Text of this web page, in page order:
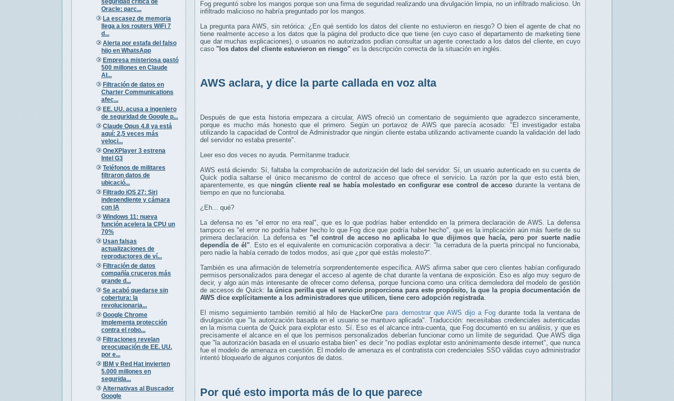
Oracle: parc...
La escasez de memoria
llega a los routers WiFi 7
d...
Alerta por estafa del falso
hijo en WhatsApp
Empresa misteriosa gastó
500 millones en Claude
AI...
Filtración de datos en
Charter Communications
afec...
EE. UU. acusa a ingeniero
de seguridad de Google p...
Claude Opus 4.8 ya está
aquí: 2,5 veces más
veloci...
OneXPlayer 3 estrena
Intel G3
Teléfonos de militares
filtraron datos de
ubicació...
Filtrado iOS 27: Siri
independiente y cámara
con IA
Windows 11: nueva
función acelera la CPU un
70%
Usan falsas
actualizaciones de
reproductores de ví...
Filtración de datos
compañía cruceros más
grande d...
Se acabó quedarse sin
cobertura: la
revolucionaria...
Google Chrome
implementa protección
contra el robo...
Filtraciones revelan
preocupación de EE. UU.
por e...
IBM y Red Hat invierten
5.000 millones en
segurida...
Alternativas al Buscador
Google
Fog preguntó sobre los mangos porque son una firma de seguridad realizando una divulgación limpia, no un infiltrado malicioso. Un
infiltrado malicioso no habría preguntado por los mangos.
La pregunta para AWS, sin retórica: ¿En qué sentido los datos del cliente no estuvieron en riesgo? O bien el agente de chat no
tiene realmente acceso a los datos que la página del producto dice que tiene (en cuyo caso el departamento de marketing tiene
que dar muchas explicaciones), o usuarios no autorizados podían consultar un agente conectado a los datos del cliente, en cuyo
caso "los datos del cliente estuvieron en riesgo" es la descripción correcta de la situación en inglés.
AWS aclara, y dice la parte callada en voz alta
Después de que esta historia empezara a circular, AWS ofreció un comentario de seguimiento que agradezco sinceramente,
porque es mucho más honesto que el primero. Según un portavoz de AWS que parecía acosado: "El investigador estaba
utilizando la capacidad de Control de Administrador que ningún cliente estaba utilizando activamente cuando la validación del lado
del servidor no estaba presente".
Leer eso dos veces no ayuda. Permítanme traducir.
AWS está diciendo: Sí, faltaba la comprobación de autorización del lado del servidor. Sí, un usuario autenticado en su cuenta de
Quick podía saltarse el único mecanismo de control de acceso que ofrece el servicio. La razón por la que esto está bien,
aparentemente, es que ningún cliente real se había molestado en configurar ese control de acceso durante la ventana de
tiempo en que no funcionaba.
¿Eh... qué?
La defensa no es "el error no era real", que es lo que podrías haber entendido en la primera declaración de AWS. La defensa
tampoco es "el error no podría haber hecho lo que Fog dice que podría haber hecho", que es la implicación aún más fuerte de su
primera declaración. La defensa es "el control de acceso no aplicaba lo que dijimos que hacía, pero por suerte nadie
dependía de él". Esto es el equivalente en comunicación corporativa a decir: "la cerradura de la puerta principal no funcionaba,
pero nadie la había cerrado de todos modos, así que ¿por qué estás molesto?".
También es una afirmación de telemetría sorprendentemente específica. AWS afirma saber que cero clientes habían configurado
permisos personalizados para denegar el acceso al agente de chat durante la ventana de exposición. Eso es algo muy seguro de
decir, y algo aún más interesante de ofrecer como defensa, porque funciona como una crítica demoledora del modelo de gestión
de accesos de Quick:
la única perilla que el servicio proporciona para este propósito, la que la propia documentación de
AWS dice explícitamente a los administradores que utilicen, tiene cero adopción registrada.
El mismo seguimiento también remitió al hilo de HackerOnepara demostrar que AWS dijo a Fog durante toda la ventana de
divulgación que "la autorización basada en el usuario se mantuvo aplicada". Traducción: necesitabas credenciales autenticadas
en la misma cuenta de Quick para explotar esto. Sí. Eso es el alcance intra-cuenta, que Fog documentó en su análisis, y que es
precisamente el alcance en el que los permisos personalizados deberían funcionar como un límite de seguridad. Que AWS diga
que "la autorización basada en el usuario estaba bien" es decir "no podías explotar esto anónimamente desde internet", que nunca
fue el modelo de amenaza en cuestión. El modelo de amenaza es el contratista con credenciales SSO válidas cuyo administrador
intentó bloquearlo de algunos conjuntos de datos.
Por qué esto importa más de lo que parece